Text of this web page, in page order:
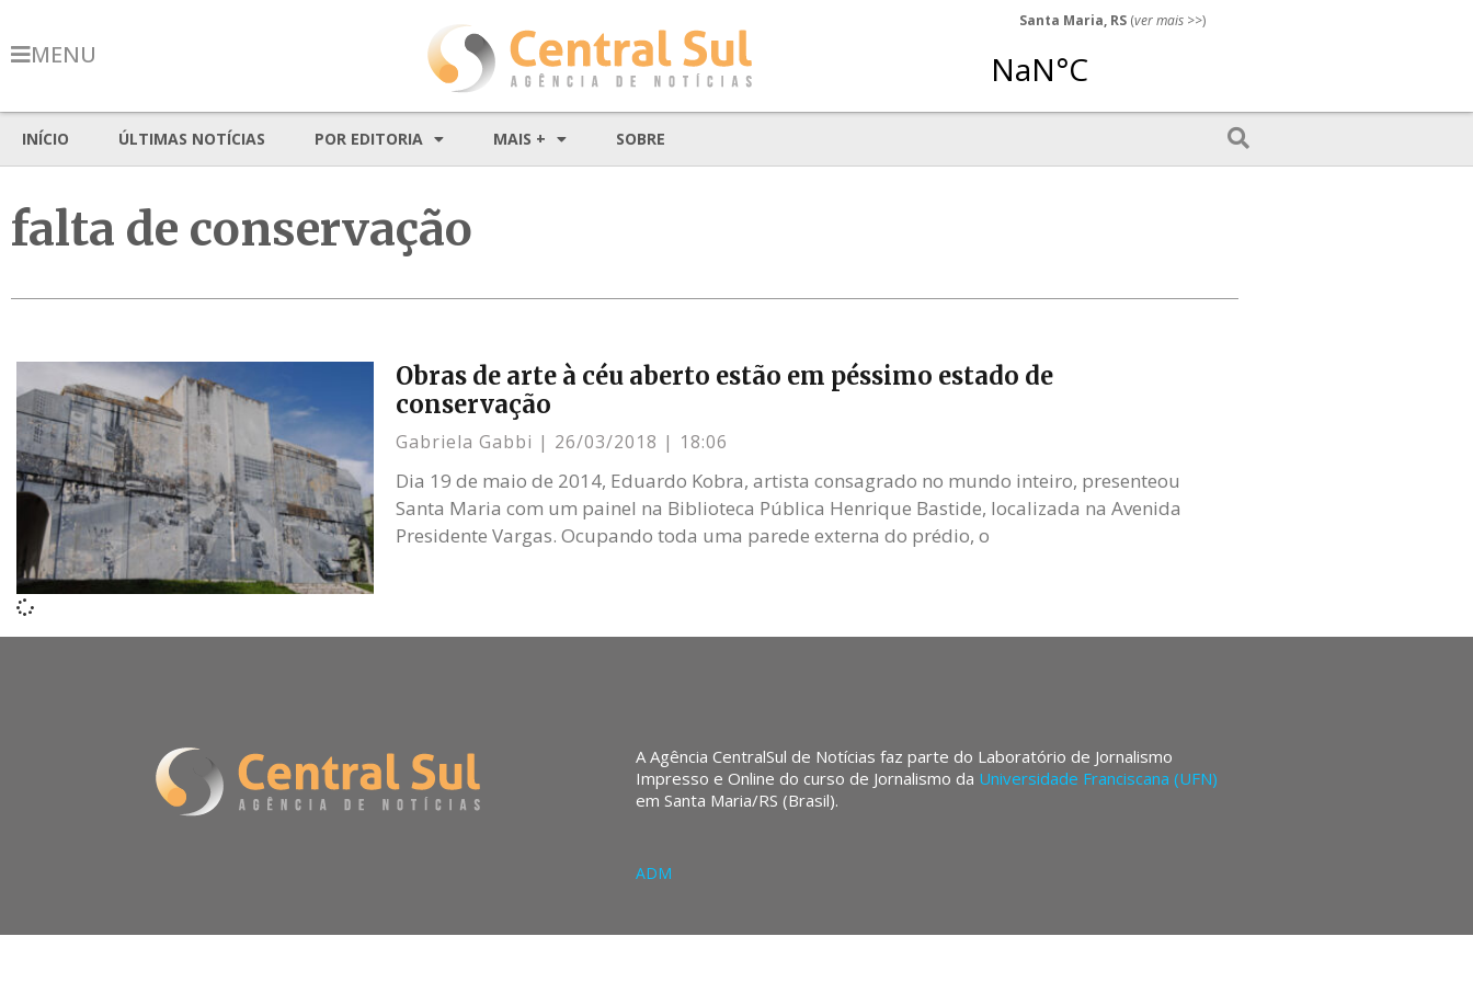
MENU
Santa Maria, RS (ver mais >>)
INÍCIO ÚLTIMAS NOTÍCIAS POR EDITORIA MAIS + SOBRE
falta de conservação
Obras de arte à céu aberto estão em péssimo estado de
conservação
Gabriela Gabbi 26/03/2018 18:06
Dia 19 de maio de 2014, Eduardo Kobra, artista consagrado no mundo inteiro, presenteou
Santa Maria com um painel na Biblioteca Pública Henrique Bastide, localizada na Avenida
Presidente Vargas. Ocupando toda uma parede externa do prédio, o
A Agência CentralSul de Notícias faz parte do Laboratório de Jornalismo
Impresso e Online do curso de Jornalismo da Universidade Franciscana (UFN)
em Santa Maria/RS (Brasil).
ADM